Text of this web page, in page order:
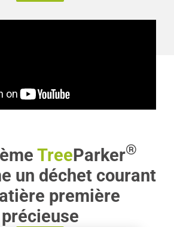
TreeParker®
un déchet courant
première
précieuse